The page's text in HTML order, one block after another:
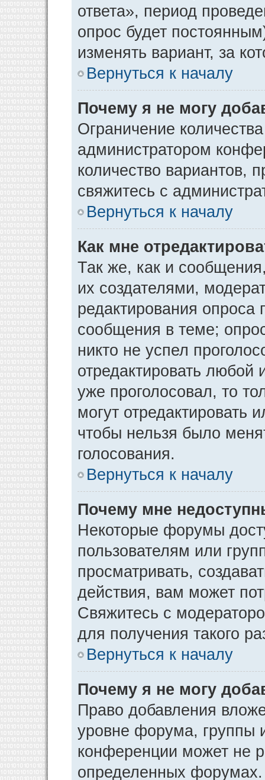
ответа», период
опрос будет
изменять вариант, за
Вернуться к началу
Почему я не могу
Ограничение
администратором
количество вариантов,
свяжитесь с
Вернуться к началу
Как мне
Так же, как и
их создателями,
редактирования опроса
сообщения в теме;
никто не успел
отредактировать любой
уже проголосовал, то
могут отредактировать
чтобы нельзя было
голосования.
Вернуться к началу
Почему мне
Некоторые форумы
пользователям или
просматривать,
действия, вам может
Свяжитесь с
для получения такого
Вернуться к началу
Почему я не могу
Право добавления
уровне форума, группы
конференции может не
определенных